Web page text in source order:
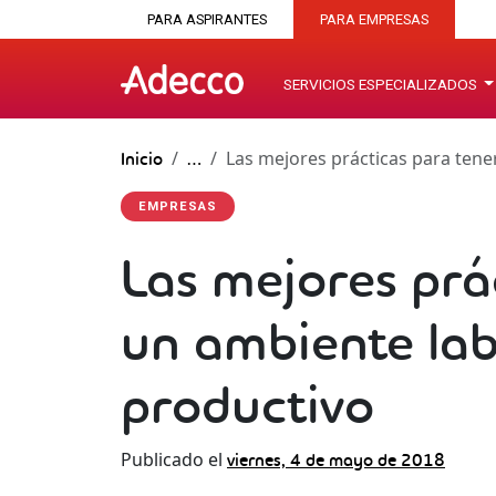
PARA ASPIRANTES PARA EMPRESAS
SERVICIOS ESPECIALIZADOS
Inicio … Las mejores prácticas para
EMPRESAS
Las mejores
un ambiente
productivo
Publicado el viernes, 4 de mayo de 2018